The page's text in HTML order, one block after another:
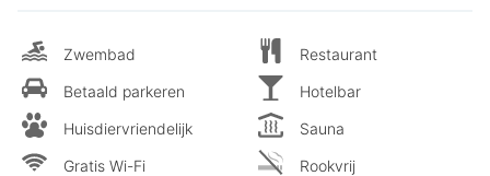
Zwembad
Betaald parkeren
Huisdiervriendelijk
Gratis Wi-Fi
Restaurant
Hotelbar
Sauna
Rookvrij